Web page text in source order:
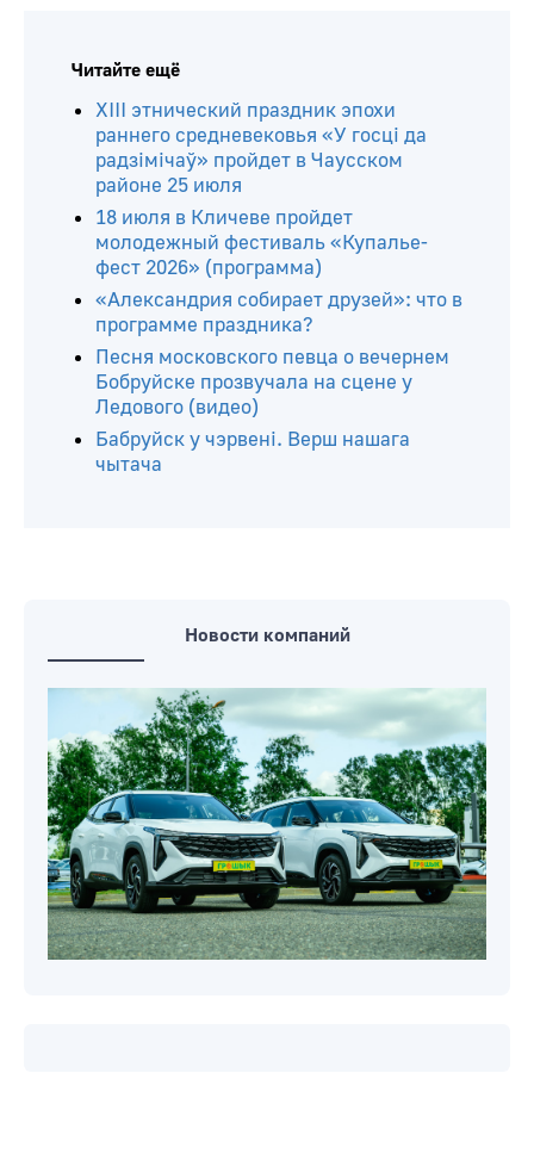
Читайте ещё
ХIII этнический праздник эпохи
раннего средневековья «У госці да
радзімічаў» пройдет в Чаусском
районе 25 июля
18 июля в Кличеве пройдет
молодежный фестиваль «Купалье-
фест 2026» (программа)
«Александрия собирает друзей»: что в
Новости компаний